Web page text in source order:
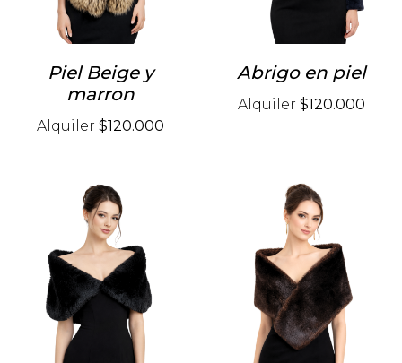
Piel Beige y
marron
Alquiler $120.000
Abrigo en piel
Alquiler $120.000